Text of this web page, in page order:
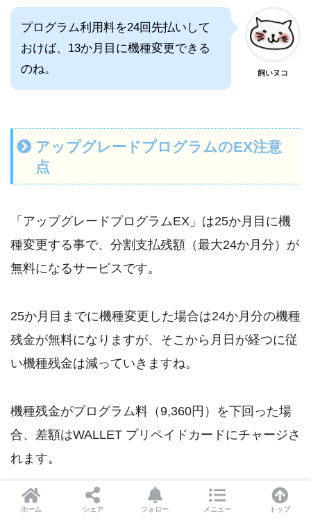
プログラム利用料を24回先払いして
おけば、13か月目に機種変更できる
のね。
飼いヌコ
アップグレードプログラムのEX注意
点
「アップグレードプログラムEX」は25か月目に機
種変更する事で、分割支払残額（最大24か月分）が
無料になるサービスです。
25か月目までに機種変更した場合は24か月分の機種
残金が無料になりますが、そこから月日が経つに従
い機種残金は減っていきますね。
機種残金がプログラム料（9,360円）を下回った場
合、差額はWALLET プリペイドカードにチャージさ
れます。
前倒し利用料（390円（不課税）
× 25か月目までの残月数）を払
ホーム シェア フォロー メニュー トップ